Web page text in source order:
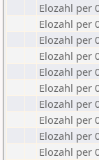
Elozahl per
Elozahl per
Elozahl per
Elozahl per
Elozahl per
Elozahl per
Elozahl per
Elozahl per
Elozahl per
Elozahl per